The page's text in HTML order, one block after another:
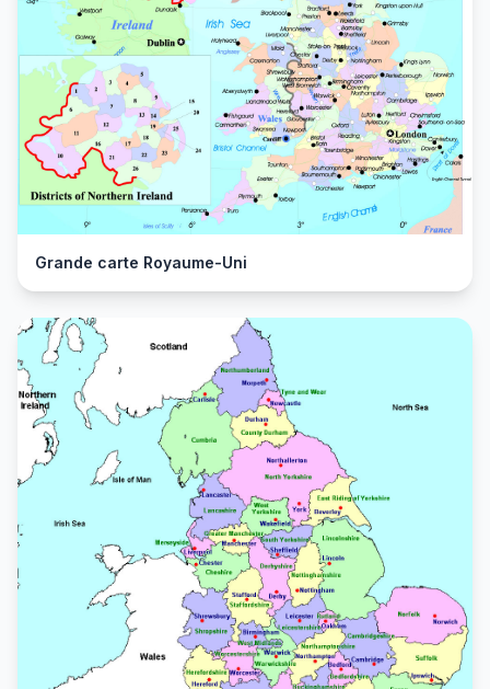
Grande carte Royaume-Uni